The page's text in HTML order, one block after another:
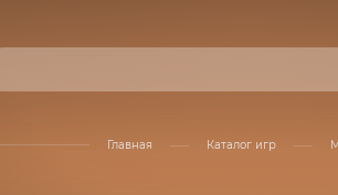
Главная Каталог игр